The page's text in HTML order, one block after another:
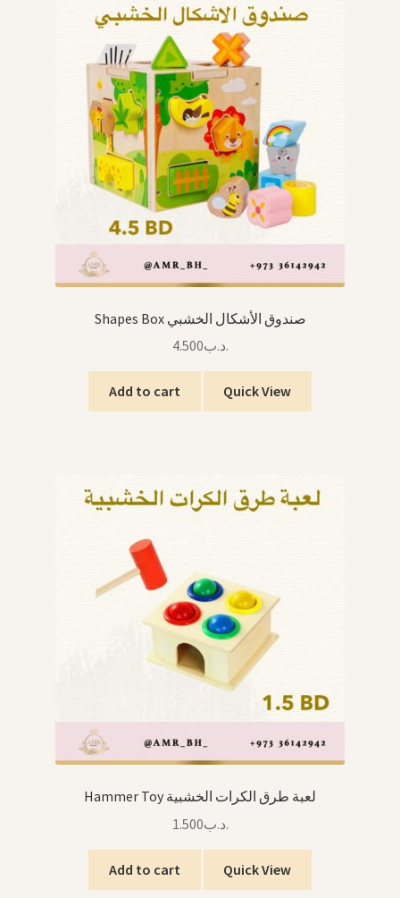
Shapes Box صندوق الأشكال الخشبي
.د.ب4.500
Add to cart Quick View
Hammer Toy لعبة طرق الكرات الخشبية
.د.ب1.500
Add to cart Quick View